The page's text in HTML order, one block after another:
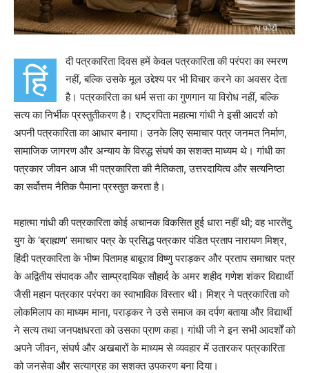
हिं
दी पत्रकारिता दिवस हमें केवल पत्रकारिता की परंपरा का स्मरण
नहीं, बल्कि उसके मूल उद्देश्य पर भी विचार करने का अवसर देता
है। पत्रकारिता का धर्म सत्ता का गुणगान या विरोध नहीं, बल्कि
सत्य का निर्भीक प्रस्तुतीकरण है। राष्ट्रपिता महात्मा गांधी ने इसी आदर्श को
अपनी पत्रकारिता का आधार बनाया। उनके लिए समाचार पत्र जनमत निर्माण,
सामाजिक जागरण और अन्याय के विरुद्ध संघर्ष का सशक्त माध्यम थे। गांधी का
पत्रकार जीवन आज भी पत्रकारिता की नैतिकता, उत्तरदायित्व और सत्यनिष्ठा
का सर्वोत्तम नैतिक पैमाना प्रस्तुत करता है।
महात्मा गांधी की पत्रकारिता कोई अचानक विकसित हुई धारा नहीं थी; वह भारतेंदु
युग के ‘ब्राह्मण’ समाचार पत्र के प्रसिद्ध पत्रकार पंडित प्रताप नारायण मिश्र,
हिंदी पत्रकारिता के भीष्म पितामह बाबूराव विष्णु पराड़कर और प्रताप समाचार पत्र
के अद्वितीय संपादक और साम्प्रदायिक सौहार्द के अमर शहीद गणेश शंकर विद्यार्थी
जैसी महान पत्रकार परंपरा का स्वाभाविक विस्तार थी। मिश्र ने पत्रकारिता को
लोकमिलाप का माध्यम माना, पराड़कर ने उसे समाज का दर्पण बताया और विद्यार्थी
ने सत्य तथा जनपक्षधरता को उसका प्राण कहा। गांधी जी ने इन सभी आदर्शों को
अपने जीवन, संघर्ष और अखबारों के माध्यम से व्यवहार में उतारकर पत्रकारिता
को जनसेवा और सत्याग्रह का सशक्त उपकरण बना दिया।